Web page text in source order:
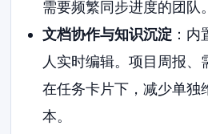
需要频繁同步进度的团队。
文档协作与知识沉淀：内
人实时编辑。项目周报、
在任务卡片下，减少单独
本。